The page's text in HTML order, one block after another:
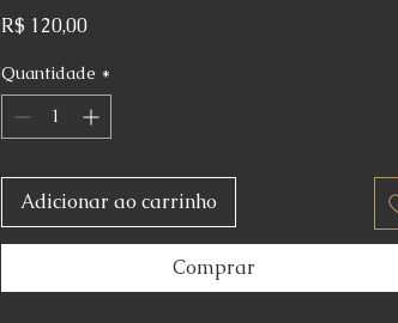
R$ 120,00Preço
Quantidade *
Adicionar ao carrinho
Comprar